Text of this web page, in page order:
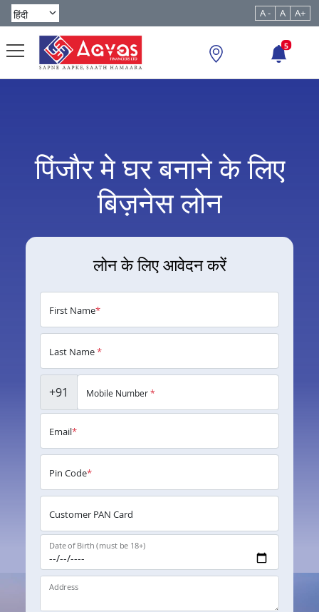
A - A A+
5
पिंजौर मे घर बनाने के लिए
बिज़नेस लोन
लोन के लिए आवेदन करें
First Name*
Last Name*
+91 Mobile Number*
Email*
Pin Code*
Customer PAN Card
Date of Birth (must be 18+)
Address